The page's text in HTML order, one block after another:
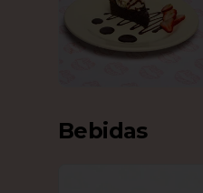
Bebidas